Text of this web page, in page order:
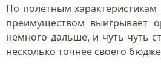
По полётным
преимуществом выигрывает
немного дальше, и чуть-чуть
несколько точнее своего